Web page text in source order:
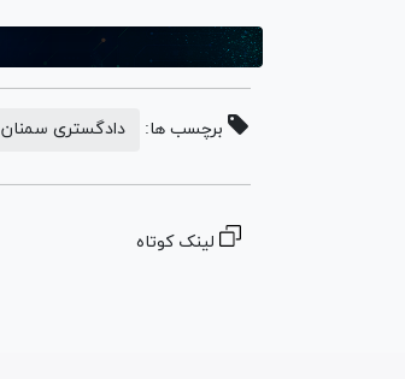
برچسب ها: دادگستری سمنان
لینک کوتاه